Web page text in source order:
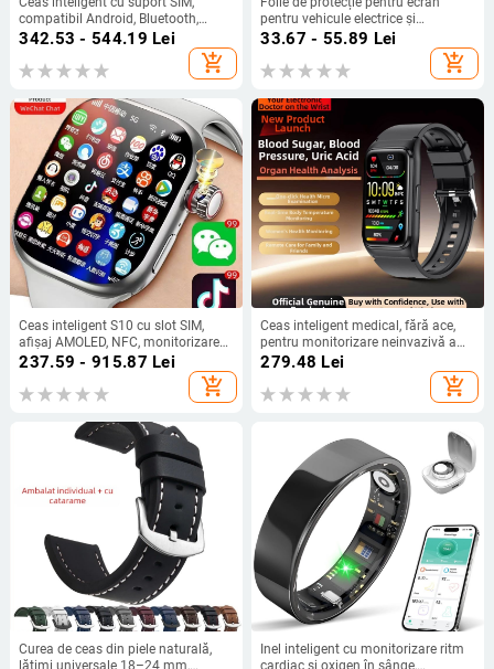
compatibil Android, Bluetooth,
display IPS, autonomie baterie 7–
342.53 - 544.19 Lei
add_shopping_cart
pentru vehicule electrice și
motociclete – consola centrală, film
HD TPH, potrivire universală,
modelul 1004530819
33.67 - 55.89 Lei
add_shopping_cart
Ceas inteligent S10 cu slot SIM,
afișaj AMOLED, NFC, monitorizare
ritm cardiac, cameră
237.59 - 915.87 Lei
add_shopping_cart
Ceas inteligent medical, fără ace,
pentru monitorizare neinvazivă a
glicemiei, tensiunii arteriale, acidului
279.48 Lei
add_shopping_cart
Curea de ceas din piele naturală,
Inel inteligent cu monitorizare ritm